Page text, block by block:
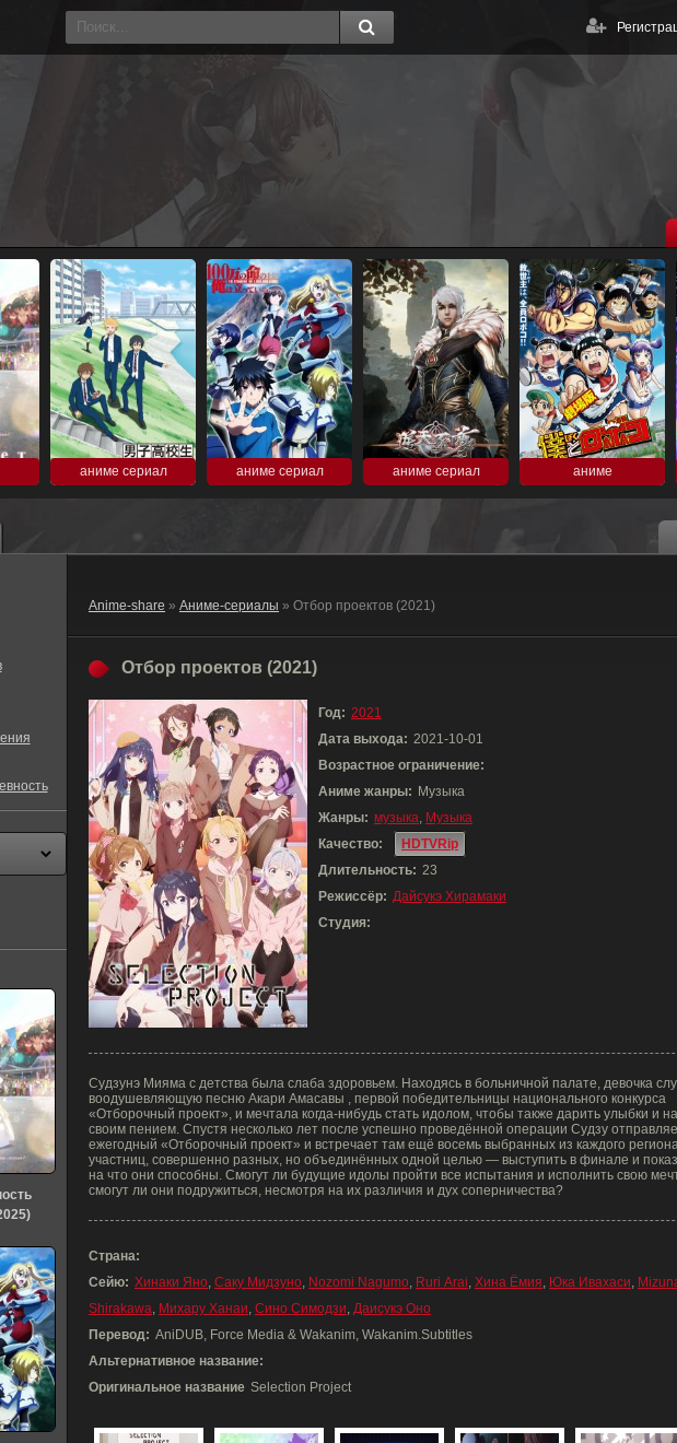
аниме сериал аниме сериал аниме сериал аниме
Anime-share » Аниме-сериалы » Отбор проектов (2021)
Отбор проектов (2021)
Год: 2021
Дата выхода: 2021-10-01
Возрастное ограничение:
Аниме жанры: Музыка
Жанры: музыка, Музыка
Качество:
HDTVRip
Длительность: 23
Режиссёр: Дайсукэ Хирамаки
Студия:
Судзунэ Мияма с детства была слаба здоровьем. Находясь в больничной палате, девочка
воодушевляющую песню Акари Амасавы , первой победительницы национального конкурса
«Отборочный проект», и мечтала когда-нибудь стать идолом, чтобы также дарить улыбки и
своим пением. Спустя несколько лет после успешно проведённой операции Судзу
ежегодный «Отборочный проект» и встречает там ещё восемь выбранных из каждого
участниц, совершенно разных, но объединённых одной целью — выступить в финале и
на что они способны. Смогут ли будущие идолы пройти все испытания и исполнить свою
смогут ли они подружиться, несмотря на их различия и дух соперничества?
Страна:
Сейю: Хинаки Яно, Саку Мидзуно, Nozomi Nagumo, Ruri Arai, Хина Ёмия, Юка Ивахаси,
Shirakawa, Михару Ханаи, Сино Симодзи, Даисукэ Оно
Перевод: AniDUB, Force Media & Wakanim, Wakanim.Subtitles
Альтернативное название:
Оригинальное название Selection Project